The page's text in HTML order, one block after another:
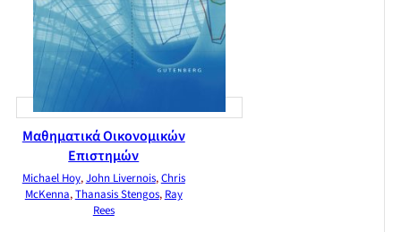
Μαθηματικά Οικονομικών
Επιστημών
Michael Hoy,John Livernois,Chris
McKenna,Thanasis Stengos, Ray
Rees